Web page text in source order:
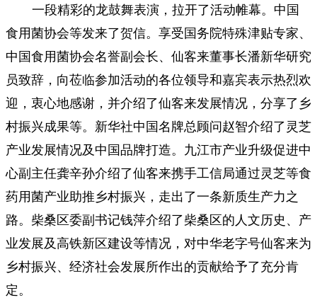
一段精彩的龙鼓舞表演，拉开了活动帷幕。中国
食用菌协会等发来了贺信。享受国务院特殊津贴专家、
中国食用菌协会名誉副会长、仙客来董事长潘新华研究
员致辞，向莅临参加活动的各位领导和嘉宾表示热烈欢
迎，衷心地感谢，并介绍了仙客来发展情况，分享了乡
村振兴成果等。新华社中国名牌总顾问赵智介绍了灵芝
产业发展情况及中国品牌打造。九江市产业升级促进中
心副主任龚辛孙介绍了仙客来携手工信局通过灵芝等食
药用菌产业助推乡村振兴，走出了一条新质生产力之
路。柴桑区委副书记钱萍介绍了柴桑区的人文历史、产
业发展及高铁新区建设等情况，对中华老字号仙客来为
乡村振兴、经济社会发展所作出的贡献给予了充分肯
定。